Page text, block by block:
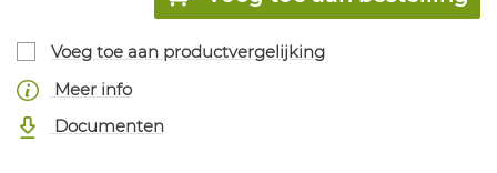
Voeg toe aan productvergelijking
Meer info
Documenten